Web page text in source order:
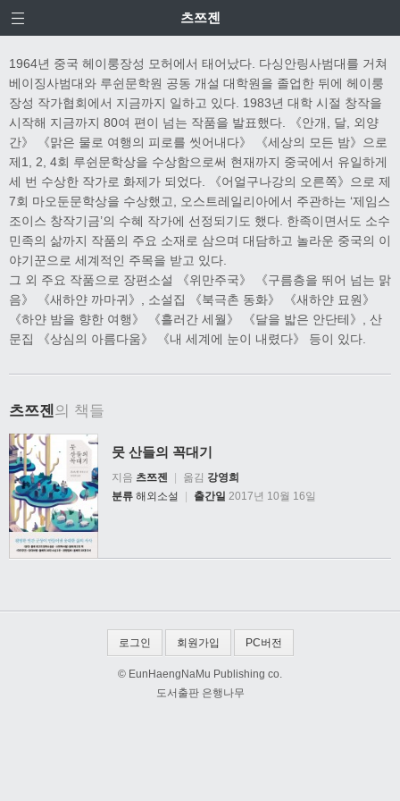
츠쯔젠
1964년 중국 헤이룽장성 모허에서 태어났다. 다싱안링사범대를 거쳐
베이징사범대와 루쉰문학원 공동 개설 대학원을 졸업한 뒤에 헤이룽
장성 작가협회에서 지금까지 일하고 있다. 1983년 대학 시절 창작을
시작해 지금까지 80여 편이 넘는 작품을 발표했다. 《안개, 달, 외양
간》 《맑은 물로 여행의 피로를 씻어내다》 《세상의 모든 밤》으로
제1, 2, 4회 루쉰문학상을 수상함으로써 현재까지 중국에서 유일하게
세 번 수상한 작가로 화제가 되었다. 《어얼구나강의 오른쪽》으로 제
7회 마오둔문학상을 수상했고, 오스트레일리아에서 주관하는 ‘제임스
조이스 창작기금’의 수혜 작가에 선정되기도 했다. 한족이면서도 소수
민족의 삶까지 작품의 주요 소재로 삼으며 대담하고 놀라운 중국의 이
야기꾼으로 세계적인 주목을 받고 있다.
그 외 주요 작품으로 장편소설 《위만주국》 《구름층을 뛰어 넘는 맑
음》 《새하얀 까마귀》, 소설집 《북극촌 동화》 《새하얀 묘원》
《하얀 밤을 향한 여행》 《흘러간 세월》 《달을 밟은 안단테》, 산
문집 《상심의 아름다움》 《내 세계에 눈이 내렸다》 등이 있다.
츠쯔젠의 책들
뭇 산들의 꼭대기
지음 츠쯔젠 옮김 강영희
분류 해외소설 출간일 2017년 10월 16일
로그인 회원가입 PC버전
© EunHaengNaMu Publishing co.
도서출판 은행나무